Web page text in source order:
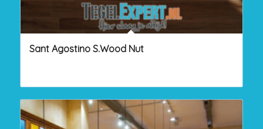
Sant Agostino S.Wood Nut